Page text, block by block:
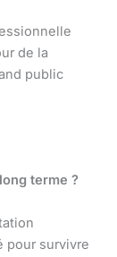
de la
public
terme ?
pour survivre